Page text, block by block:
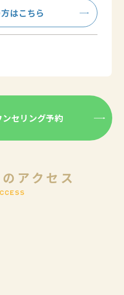
はこちら
セリング予約
アクセス
CCE S S